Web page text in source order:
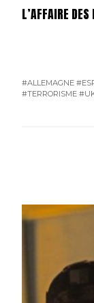
L’AFFAIRE
#ALLEMAGNE
#TERRORISME